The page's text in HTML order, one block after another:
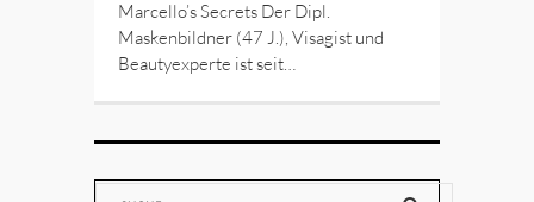
Marcello’s Secrets Der Dipl.
Maskenbildner (47 J.), Visagist und
Beautyexperte ist seit…